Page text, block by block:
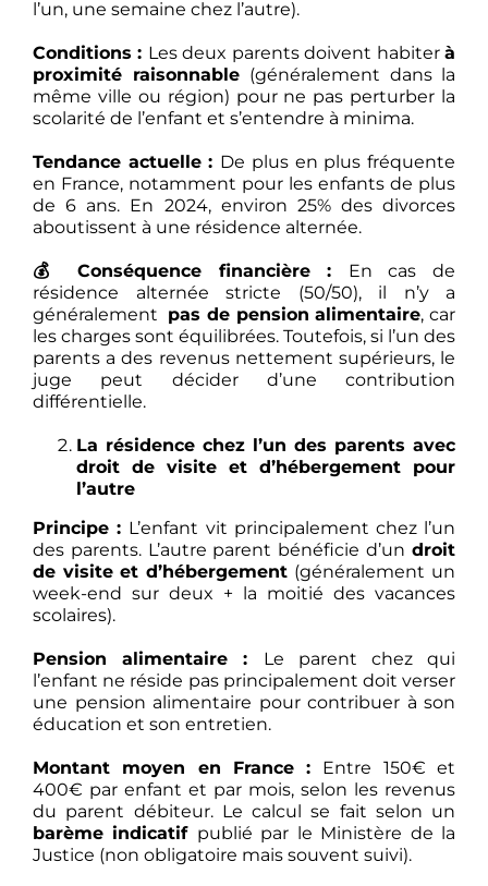
l’un, une semaine chez l’autre).
Conditions : Les deux parents doivent habiterà
proximité raisonnable (généralement dans la
même ville ou région) pour ne pas perturber la
scolarité de l’enfant et s’entendre à minima.
Tendance actuelle : De plus en plus fréquente
en France, notamment pour les enfants de plus
de 6 ans. En 2024, environ 25% des divorces
aboutissent à une résidence alternée.
💰 Conséquence financière : En cas de
résidence alternée stricte (50/50), il n’y a
généralement pas de pension alimentaire, car
les charges sont équilibrées. Toutefois, si l’un des
parents a des revenus nettement supérieurs, le
juge peut décider d’une contribution
différentielle.
La résidence chez l’un des parents avec
droit de visite et d’hébergement pour
l’autre
Principe : L’enfant vit principalement chez l’un
des parents. L’autre parent bénéficie d’un droit
de visite et d’hébergement (généralement un
week-end sur deux + la moitié des vacances
scolaires).
Pension alimentaire : Le parent chez qui
l’enfant ne réside pas principalement doit verser
une pension alimentaire pour contribuer à son
éducation et son entretien.
Montant moyen en France : Entre 150€ et
400€ par enfant et par mois, selon les revenus
du parent débiteur. Le calcul se fait selon un
barème indicatif publié par le Ministère de la
Justice (non obligatoire mais souvent suivi).